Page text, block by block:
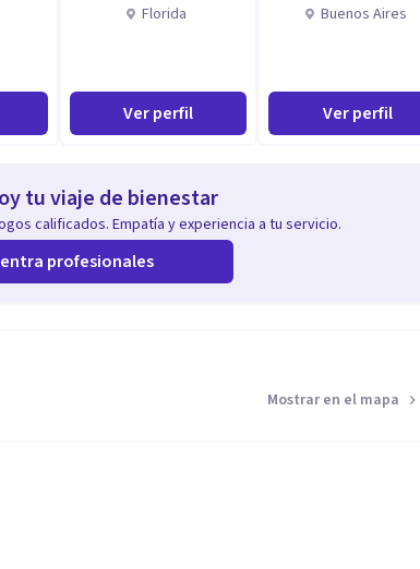
Florida
Ver perfil
Buenos Aires
Ver perfil
tu viaje de bienestar
calificados. Empatía y experiencia a tu servicio.
profesionales
Mostrar en el mapa